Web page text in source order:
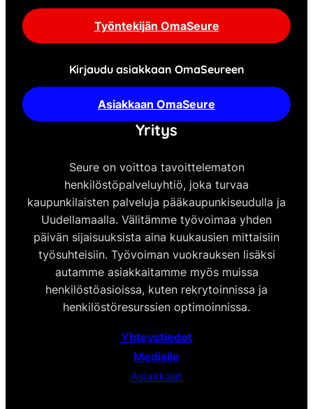
Työntekijän OmaSeure
Kirjaudu asiakkaan OmaSeureen
Asiakkaan OmaSeure
Yritys
Seure on voittoa tavoittelematon
henkilöstöpalveluyhtiö, joka turvaa
kaupunkilaisten palveluja pääkaupunkiseudulla ja
Uudellamaalla. Välitämme työvoimaa yhden
päivän sijaisuuksista aina kuukausien mittaisiin
työsuhteisiin. Työvoiman vuokrauksen lisäksi
autamme asiakkaitamme myös muissa
henkilöstöasioissa, kuten rekrytoinnissa ja
henkilöstöresurssien optimoinnissa.
Yhteystiedot
Medialle
Asiakkaat